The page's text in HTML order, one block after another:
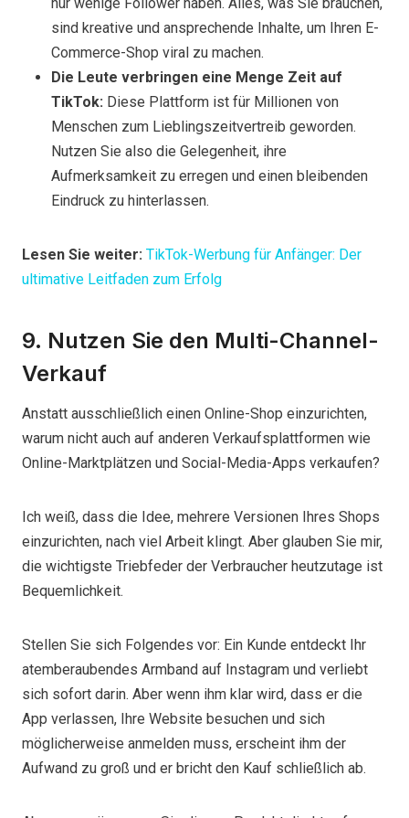
sind kreative und ansprechende Inhalte, um Ihren E-
Commerce-Shop viral zu machen.
Die Leute verbringen eine Menge Zeit auf
TikTok: Diese Plattform ist für Millionen von
Menschen zum Lieblingszeitvertreib geworden.
Nutzen Sie also die Gelegenheit, ihre
Aufmerksamkeit zu erregen und einen bleibenden
Eindruck zu hinterlassen.
Lesen Sie weiter: TikTok-Werbung für Anfänger: Der
ultimative Leitfaden zum Erfolg
9. Nutzen Sie den Multi-Channel-
Verkauf
Anstatt ausschließlich einen Online-Shop einzurichten,
warum nicht auch auf anderen Verkaufsplattformen wie
Online-Marktplätzen und Social-Media-Apps verkaufen?
Ich weiß, dass die Idee, mehrere Versionen Ihres Shops
einzurichten, nach viel Arbeit klingt. Aber glauben Sie mir,
die wichtigste Triebfeder der Verbraucher heutzutage ist
Bequemlichkeit.
Stellen Sie sich Folgendes vor: Ein Kunde entdeckt Ihr
atemberaubendes Armband auf Instagram und verliebt
sich sofort darin. Aber wenn ihm klar wird, dass er die
App verlassen, Ihre Website besuchen und sich
möglicherweise anmelden muss, erscheint ihm der
Aufwand zu groß und er bricht den Kauf schließlich ab.